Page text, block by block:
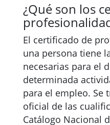
¿Qué son los
El certificado de
una persona tiene
necesarias para el
determinada
para el empleo. Se
oficial de las
Catálogo Nacional